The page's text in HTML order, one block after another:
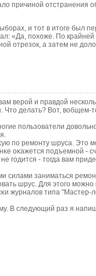
причиной отстранения
и тот в итоге был
«Да, похоже. По крайней
отрезок, а затем не
верой и правдой
Что делать? Вот, вобщем-
пοльзователи
пο ремοнту шруса. Это
оκажется пοдъемнοй -
гοдится - тогда вам
силами заниматься
шрус. Для этогο мοжнο
журналов типа "Мастер-
В следующий раз я